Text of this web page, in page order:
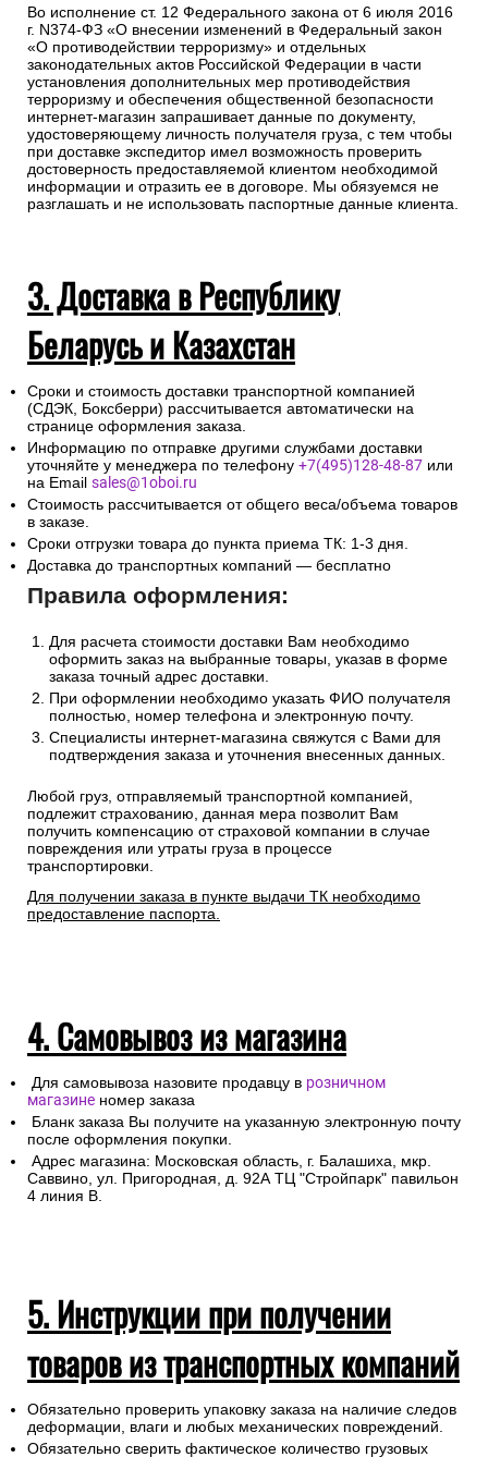
Во исполнение ст. 12 Федерального закона от 6 июля 2016
г. N374-ФЗ «О внесении изменений в Федеральный закон
«О противодействии терроризму» и отдельных
законодательных актов Российской Федерации в части
установления дополнительных мер противодействия
терроризму и обеспечения общественной безопасности
интернет-магазин запрашивает данные по документу,
удостоверяющему личность получателя груза, с тем чтобы
при доставке экспедитор имел возможность проверить
достоверность предоставляемой клиентом необходимой
информации и отразить ее в договоре. Мы обязуемся не
разглашать и не использовать паспортные данные клиента.
3. Доставка в Республику
Беларусь и Казахстан
Сроки и стоимость доставки транспортной компанией
(СДЭК, Боксберри) рассчитывается автоматически на
странице оформления заказа.
Информацию по отправке другими службами доставки
уточняйте у менеджера по телефону +7(495)128-48-87 или
на Email sales@1oboi.ru
Стоимость рассчитывается от общего веса/объема товаров
в заказе.
Сроки отгрузки товара до пункта приема ТК: 1-3 дня.
Доставка до транспортных компаний — бесплатно
Правила оформления:
Для расчета стоимости доставки Вам необходимо
оформить заказ на выбранные товары, указав в форме
заказа точный адрес доставки.
При оформлении необходимо указать ФИО получателя
полностью, номер телефона и электронную почту.
Специалисты интернет-магазина свяжутся с Вами для
подтверждения заказа и уточнения внесенных данных.
Любой груз, отправляемый транспортной компанией,
подлежит страхованию, данная мера позволит Вам
получить компенсацию от страховой компании в случае
повреждения или утраты груза в процессе
транспортировки.
Для получении заказа в пункте выдачи ТК необходимо
предоставление паспорта.
4. Самовывоз из магазина
Для самовывоза назовите продавцу в розничном
магазине номер заказа
Бланк заказа Вы получите на указанную электронную почту
после оформления покупки.
Адрес магазина: Московская область, г. Балашиха, мкр.
Саввино, ул. Пригородная, д. 92А ТЦ "Стройпарк" павильон
4 линия В.
5. Инструкции при получении
товаров из транспортных компаний
Обязательно проверить упаковку заказа на наличие следов
деформации, влаги и любых механических повреждений.
Обязательно сверить фактическое количество грузовых